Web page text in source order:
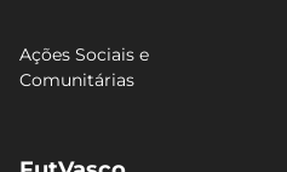
Ações Sociais e
Comunitárias